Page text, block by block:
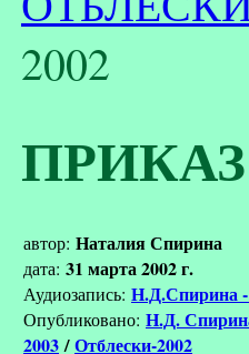
2002
автор: Наталия Спирина
дата: 31 марта 2002 г.
Аудиозапись: Н.Д.Спирина -
Опубликовано: Н.Д.
2003/Отблески-2002